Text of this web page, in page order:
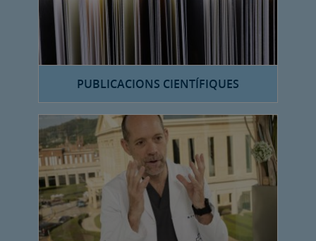
PUBLICACIONS CIENTÍFIQUES